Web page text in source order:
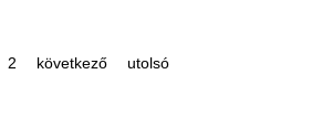
oldal
2
következő
következő
utolsó
utolsó